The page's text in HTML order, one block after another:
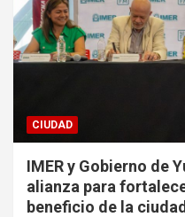
CIUDAD
IMER y Gobierno de
alianza para
beneficio de la